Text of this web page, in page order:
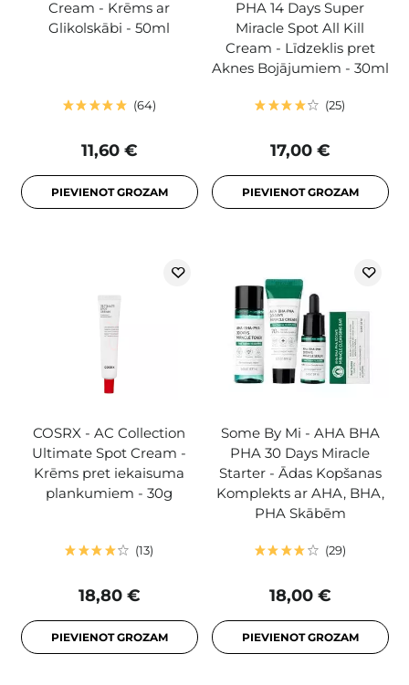
Cream - Krēms ar
Glikolskābi - 50ml
64
11,60 €
PIEVIENOT GROZAM
PHA 14 Days Super
Miracle Spot All Kill
Cream - Līdzeklis pret
Aknes Bojājumiem - 30ml
25
17,00 €
PIEVIENOT GROZAM
COSRX - AC Collection
Ultimate Spot Cream -
Krēms pret iekaisuma
plankumiem - 30g
13
18,80 €
PIEVIENOT GROZAM
Some By Mi - AHA BHA
PHA 30 Days Miracle
Starter - Ādas Kopšanas
Komplekts ar AHA, BHA,
PHA Skābēm
29
18,00 €
PIEVIENOT GROZAM